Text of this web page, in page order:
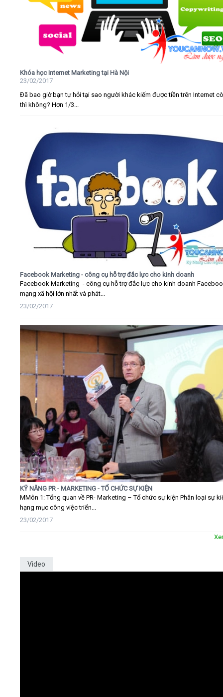
Khóa học Internet Marketing tại Hà Nội
23/02/2017
Đã bao giờ bạn tự hỏi tại sao người khác kiếm được tiền trên Internet
thì không? Hơn 1/3...
Facebook Marketing - công cụ hỗ trợ đắc lực cho kinh doanh
Facebook Marketing - công cụ hỗ trợ đắc lực cho kinh doanh
mạng xã hội lớn nhất và phát...
23/02/2017
KỸ NĂNG PR - MARKETING - TỔ CHỨC SỰ KIỆN
MMôn 1: Tổng quan về PR- Marketing – Tổ chức sự kiện Phân loại sự
hạng mục công việc triển...
23/02/2017
Video